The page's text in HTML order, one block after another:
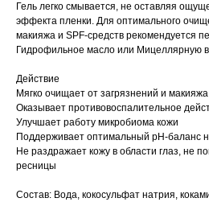
Гель легко смывается, не оставляя
эффекта пленки. Для оптимального
макияжа и SPF-средств рекомендуется
Гидрофильное масло или Мицеллярную
Действие
Мягко очищает от загрязнений и макияжа
Оказывает противовоспалительное
Улучшает работу микробиома кожи
Поддерживает оптимальный pH-баланс
Не раздражает кожу в области глаз, не
ресницы
Состав: Вода, кокосульфат натрия,